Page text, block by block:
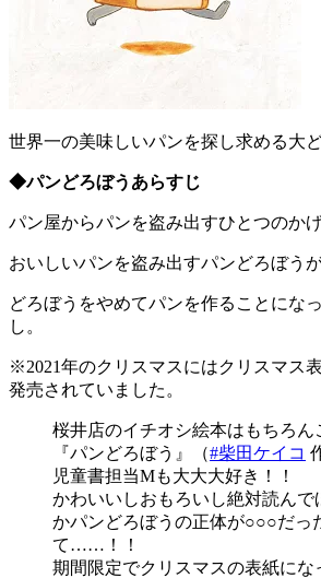
世界一の美味しいパンを探し求める大
◆パンどろぼうあらすじ
パン屋からパンを盗み出すひとつのかげ
おいしいパンを盗み出すパンどろぼうが
どろぼうをやめてパンを作ることにな
し。
※2021年のクリスマスにはクリスマス
発売されていました。
桜井店のイチオシ絵本はもちろん
『パンどろぼう』（#柴田ケイコ
児童書担当Mも大大大好き！！
かわいいしおもろいし絶対読んで
かパンどろぼうの正体が○○○だっ
て……！！
期間限定でクリスマスの表紙にな